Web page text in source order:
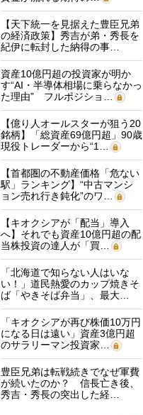
【天下統一を見据えた豊臣兄弟
の経済政策】秀吉が弟・秀長を
紀伊に転封した納得の事…
資産10億円超の投資家が明か
す“AI・半導体相場に乗らなかっ
た理由” フルポジショ…
【億り人オールスターが狙う20
銘柄】「総資産69億円超」90歳
現役トレーダーから“1…
【首都圏の不動産価格「危ない
駅」ランキング】“中古マンシ
ョン売れ行き鈍化”のワ…
【キオクシアが「配当」導入
へ】それでも資産10億円超の配
当株投資の達人が「買…
「北海道で知らない人はいな
い！」道民熱愛のカップ焼きそ
ば「やきそば弁当」、最大…
「キオクシアが再び株価10万円
になる日は遠い」資産3億円超
のサラリーマン投資家…
豊臣兄弟は転戦続きでなぜ軍費
が続いたのか？ 信長亡き後、
秀吉・秀長の突出した経…